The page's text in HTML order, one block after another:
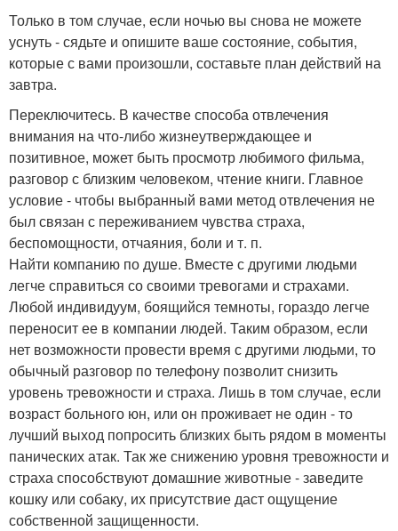
Только в том случае, если ночью вы снова не можете
уснуть - сядьте и опишите ваше состояние, события,
которые с вами произошли, составьте план действий на
завтра.
Переключитесь. В качестве способа отвлечения
внимания на что-либо жизнеутверждающее и
позитивное, может быть просмотр любимого фильма,
разговор с близким человеком, чтение книги. Главное
условие - чтобы выбранный вами метод отвлечения не
был связан с переживанием чувства страха,
беспомощности, отчаяния, боли и т. п.
Найти компанию по душе. Вместе с другими людьми
легче справиться со своими тревогами и страхами.
Любой индивидуум, боящийся темноты, гораздо легче
переносит ее в компании людей. Таким образом, если
нет возможности провести время с другими людьми, то
обычный разговор по телефону позволит снизить
уровень тревожности и страха. Лишь в том случае, если
возраст больного юн, или он проживает не один - то
лучший выход попросить близких быть рядом в моменты
панических атак. Так же снижению уровня тревожности и
страха способствуют домашние животные - заведите
кошку или собаку, их присутствие даст ощущение
собственной защищенности.